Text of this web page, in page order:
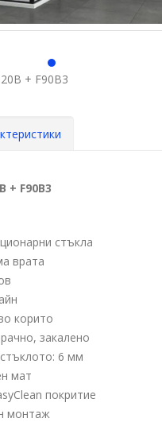
+ F90B3
+ F90B3
стъкла
врата
корито
закалено
6 мм
мат
покритие
монтаж